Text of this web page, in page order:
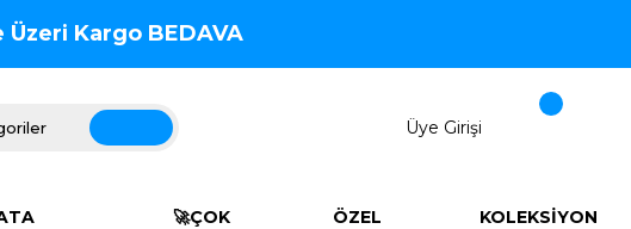
Kargo BEDAVA
Üye Girişi
🚀ÇOK
ÖZEL
KOLEKSİYON